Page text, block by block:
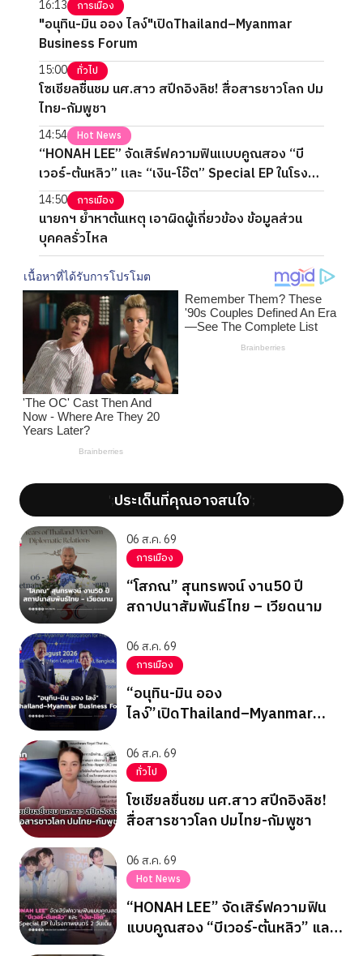
16:13 การเมือง
"อนุทิน-มิน ออง ไลง์"เปิดThailand–Myanmar
Business Forum
15:00 ทั่วไป
โซเชียลชื่นชม นศ.สาว สปีกอิงลิช! สื่อสารชาวโลก ปม
ไทย-กัมพูชา
14:54 Hot News
“HONAH LEE” จัดเสิร์ฟความฟินแบบคูณสอง “บี
เวอร์-ต้นหลิว” และ “เงิน-โอ๊ต” Special EP ในโรง
ภาพยนตร์ 2 วันเต็ม
14:50 การเมือง
นายกฯ ย้ำหาต้นเหตุ เอาผิดผู้เกี่ยวข้อง ข้อมูลส่วน
บุคคลรั่วไหล
';ประเด็นที่คุณอาจสนใจ';
06 ส.ค. 69
การเมือง
“โสภณ” สุนทรพจน์ งาน50 ปี
สถาปนาสัมพันธ์ไทย – เวียดนาม
06 ส.ค. 69
การเมือง
“อนุทิน-มิน ออง
ไลง์”เปิดThailand–Myanmar
06 ส.ค. 69
ทั่วไป
โซเชียลชื่นชม นศ.สาว สปีกอิงลิช!
สื่อสารชาวโลก ปมไทย-กัมพูชา
06 ส.ค. 69
Hot News
“HONAH LEE” จัดเสิร์ฟความฟิน
แบบคูณสอง “บีเวอร์-ต้นหลิว” และ